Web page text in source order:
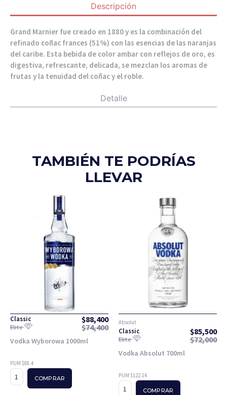
Descripción
Detalle
Grand Marnier fue creado en 1880 y es la combinación del
refinado coñac frances (51%) con las esencias de las naranjas
del caribe. Esta bebida de color ambar con reflejos de oro, es
digestiva, refrescante, delicada, se mezclan los aromas de
frutas y la tenuidad del coñac y el roble.
TAMBIÉN TE PODRÍAS
LLEVAR
Classic $88,400
Elite $74,400
Vodka Wyborowa 1000ml
PUM $88.4
COMPRAR
Absolut
Classic $85,500
Elite $72,000
Vodka Absolut 700ml
PUM $122.14
COMPRAR